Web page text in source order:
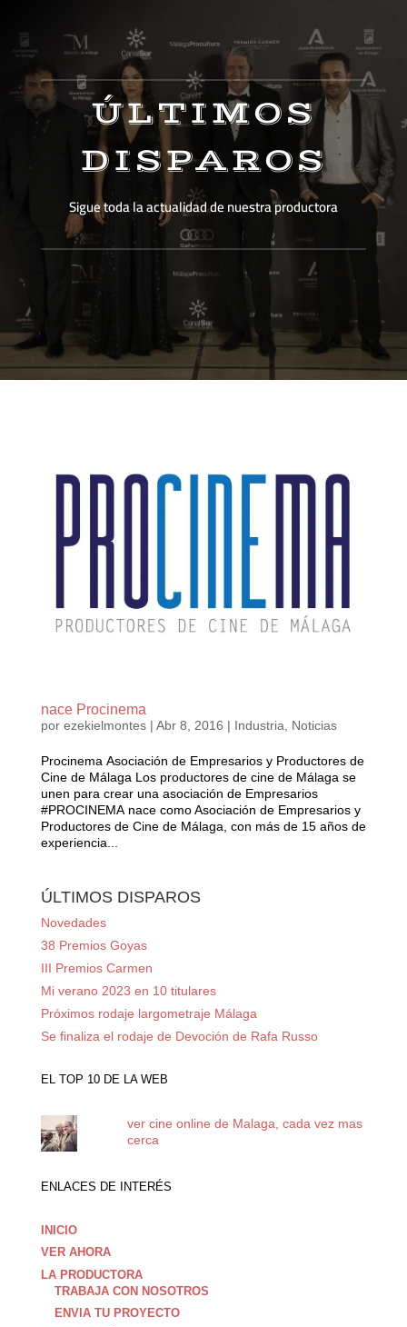
ÚLTIMOS
DISPAROS
Sigue toda la actualidad de nuestra productora
nace Procinema
por ezekielmontes| Abr 8, 2016 | Industria Noticias
Procinema Asociación de Empresarios y Productores de
Cine de Málaga Los productores de cine de Málaga se
unen para crear una asociación de Empresarios
‪#‎PROCINEMA‬ nace como Asociación de Empresarios y
Productores de Cine de Málaga, con más de 15 años de
experiencia...
ÚLTIMOS DISPAROS
Novedades
38 Premios Goyas
III Premios Carmen
Mi verano 2023 en 10 titulares
Próximos rodaje largometraje Málaga
Se finaliza el rodaje de Devoción de Rafa Russo
EL TOP 10 DE LA WEB
ver cine online de Malaga, cada vez mas
cerca
ENLACES DE INTERÉS
INICIO
VER AHORA
LA PRODUCTORA
TRABAJA CON NOSOTROS
ENVIA TU PROYECTO